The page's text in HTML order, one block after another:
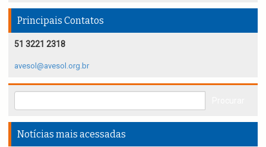
Principais Contatos
51 3221 2318
avesol@avesol.org.br
Notícias mais acessadas